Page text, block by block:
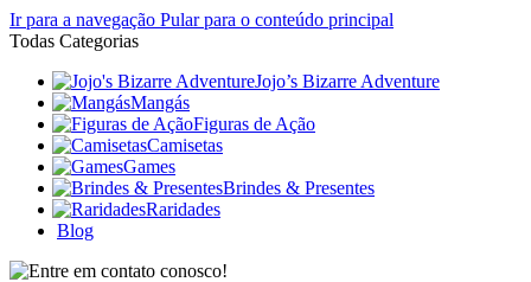
Ir para a navegação Pular para o conteúdo principal
Todas Categorias
Jojo’s Bizarre Adventure
Mangás
Figuras de Ação
Camisetas
Games
Brindes & Presentes
Raridades
Blog